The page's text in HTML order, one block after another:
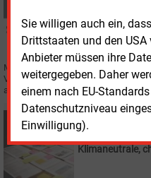
Sie willigen auch ein,
Drittstaaten und den USA
Anbieter müssen ihre
weitergegeben. Daher
einem nach EU-
Datenschutzniveau
Einwilligung).
An Autobahnen
Mögliche Flächen für PV-Anlagen an
Verkehrsministerium (BMDV) und
analysieren lassen. Ein Kataster soll
STUDIEN
Klimaneutrale,